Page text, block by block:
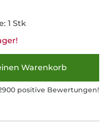
1 Stk
Warenkorb
positive Bewertungen!